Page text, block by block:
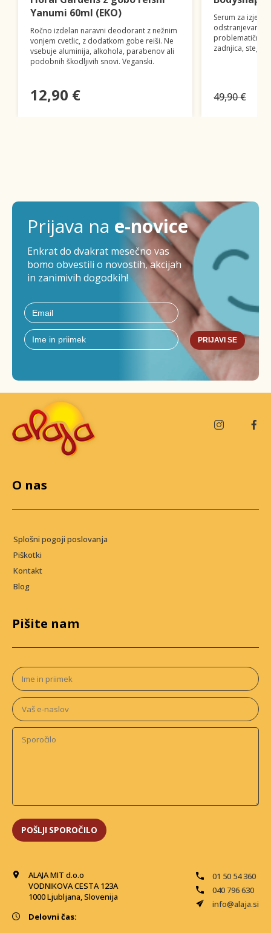
Yanumi 60ml (EKO)
Ročno izdelan naravni deodorant z nežnim
vonjem cvetlic, z dodatkom gobe reiši. Ne
vsebuje aluminija, alkohola, parabenov ali
podobnih škodljivih snovi. Veganski.
12,90 €
Serum za
odstranjevanje
problematičnim
zadnjica,
49,90 €
Prijava na e-novice
Enkrat do dvakrat mesečno vas
bomo obvestili o novostih, akcijah
in zanimivih dogodkih!
PRIJAVI SE
ALAJA MIT d.o.o
VODNIKOVA CESTA 123A
1000 Ljubljana, Slovenija
01 50 54 360
040 796 630
info@alaja.si
Delovni čas:
O nas
Splošni pogoji poslovanja
Piškotki
Kontakt
Blog
Pišite nam